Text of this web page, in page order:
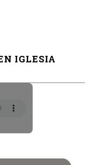
IGLESIA